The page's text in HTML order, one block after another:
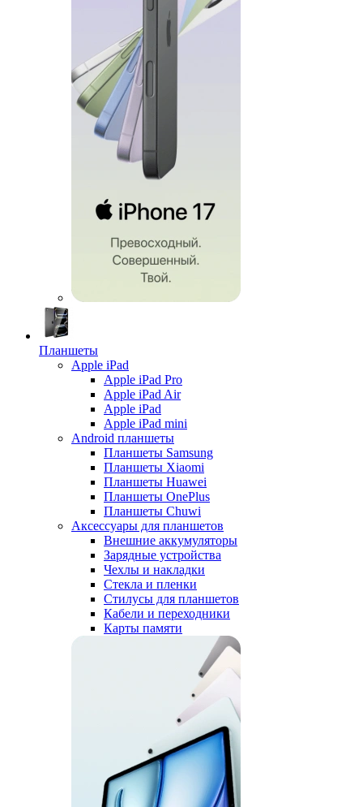
Планшеты
Apple iPad
Apple iPad Pro
Apple iPad Air
Apple iPad
Apple iPad mini
Android планшеты
Планшеты Samsung
Планшеты Xiaomi
Планшеты Huawei
Планшеты OnePlus
Планшеты Chuwi
Аксессуары для планшетов
Внешние аккумуляторы
Зарядные устройства
Чехлы и накладки
Стекла и пленки
Стилусы для планшетов
Кабели и переходники
Карты памяти